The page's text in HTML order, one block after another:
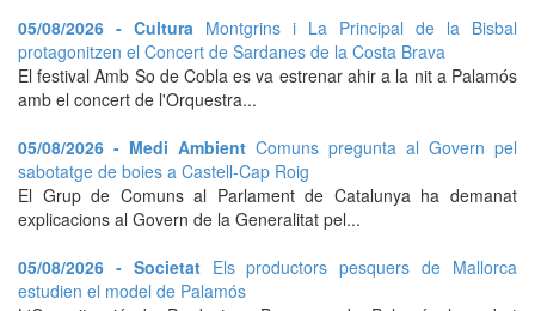
05/08/2026 - Cultura Montgrins i La Principal de la Bisbal
protagonitzen el Concert de Sardanes de la Costa Brava
El festival Amb So de Cobla es va estrenar ahir a la nit a Palamós
amb el concert de l'Orquestra...
05/08/2026 - Medi Ambient Comuns pregunta al Govern pel
sabotatge de boies a Castell-Cap Roig
El Grup de Comuns al Parlament de Catalunya ha demanat
explicacions al Govern de la Generalitat pel...
05/08/2026 - Societat Els productors pesquers de Mallorca
estudien el model de Palamós